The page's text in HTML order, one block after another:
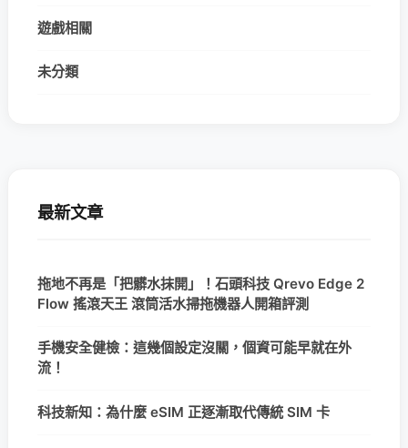
遊戲相關
未分類
最新文章
拖地不再是「把髒水抹開」！石頭科技 Qrevo Edge 2
Flow 搖滾天王 滾筒活水掃拖機器人開箱評測
手機安全健檢：這幾個設定沒關，個資可能早就在外
流！
科技新知：為什麼 eSIM 正逐漸取代傳統 SIM 卡